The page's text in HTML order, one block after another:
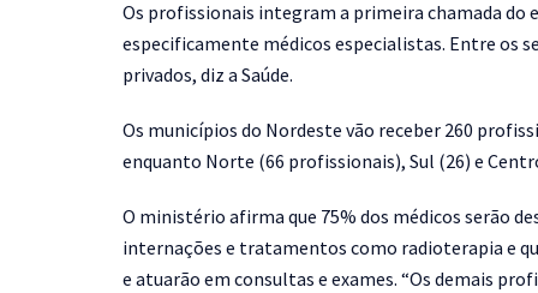
Os profissionais integram a primeira chamada do
especificamente médicos especialistas. Entre os
privados, diz a Saúde.
Os municípios do Nordeste vão receber 260
enquanto Norte (66 profissionais), Sul (26) e
O ministério afirma que 75% dos médicos serão
internações e tratamentos como radioterapia e
e atuarão em consultas e exames. “Os demais